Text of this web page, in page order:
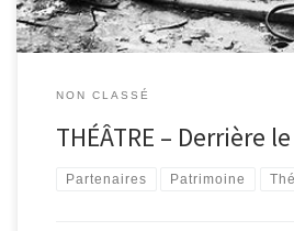
NON CLASSÉ
THÉÂTRE – Derrière
Partenaires Patrimoine